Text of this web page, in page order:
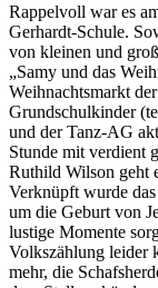
Rappelvoll war es
Gerhardt-Schule.
von kleinen und
„Samy und das
Weihnachtsmarkt
Grundschulkinder
und der Tanz-AG
Stunde mit verdient
Ruthild Wilson geht
Verknüpft wurde
um die Geburt von
lustige Momente
Volkszählung leider
mehr, die